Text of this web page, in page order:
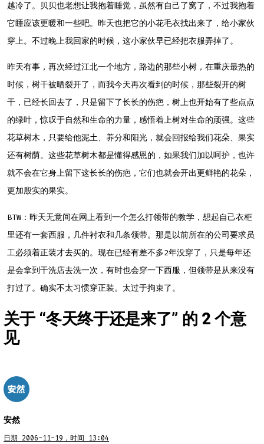
越冷了。贝贝也老想让我抱着睡觉，虽然有自己了窝了，不过我抱着
它睡应该更暖和一些吧。昨天也把它的小花毛衣找出来了，给小家伙
穿上。不过晚上我回家的时候，这小家伙早已经把衣服弄掉了。
昨天有事，再次经过江北一个地方，路边的那些小树，在重庆最热的
时候，树干被晒裂开了，而我今天再次看到的时候，那些裂开的树
干，已经长回去了，只是留下了长长的伤疤，树上也开始有了些点点
的绿叶，惊叹于自然和生命的力量，感悟着上树对生命的顽强。这些
花草树木，只要给他泥土、养分和阳光，就会回报给我们花朵、果实
还有树荫。这些花草树木都是懂得感恩的，如果我们加以呵护，也许
就不会在它身上留下这长长的伤疤，它们也就会开出更鲜艳的花朵，
更加殷实的果实。
BTW：昨天无意间在网上看到一个怎么打领带的教学，想起自己衣柜
里还有一套西服，几件衬衣和几条领带。那是以前所在的公司要求员
工必须着正装才去买的。现在已经有差不多2年没穿了，只是每年还
是会拿到干洗店去洗一次，有时也会穿一下西服，但领带是从来没有
打过了。确实不太习惯穿正装。太过于拘束了。
关于 “冬天终于还是来了” 的 2 个意
见
安然
日期 2006-11-19，时间 13:04